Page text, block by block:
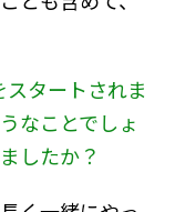
タートされま
なことでしょ
したか？